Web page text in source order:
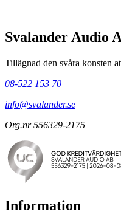
Svalander Audio
Tillägnad den svåra konsten
08-522 153 70
info@svalander.se
Org.nr 556329-2175
Information